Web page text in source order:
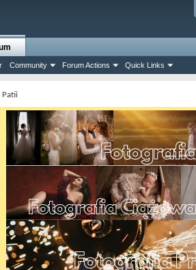
Community Forum Actions Quick Links
Patii